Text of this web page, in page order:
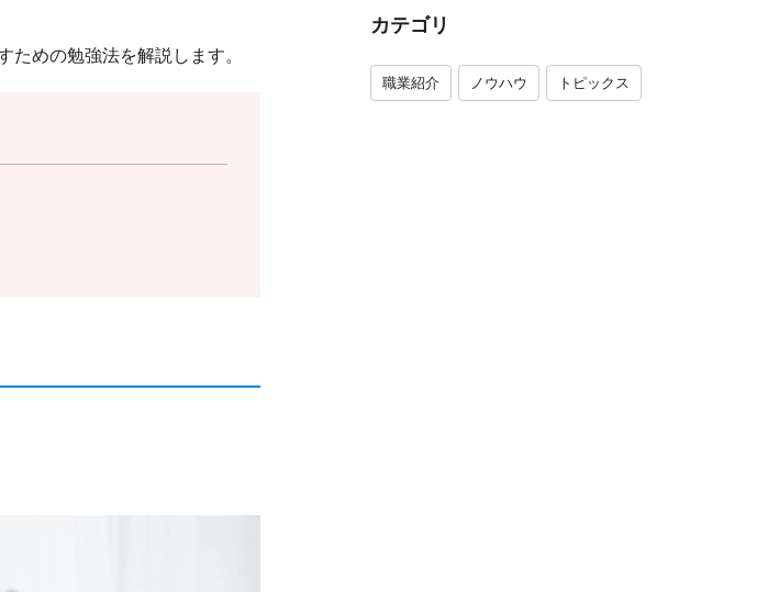
めの勉強法を解説します。
カテゴリ
職業紹介 ノウハウ トピックス